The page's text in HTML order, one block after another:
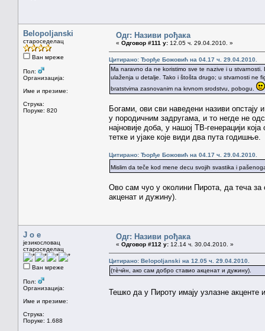
Belopoljanski
староседелац
Ван мреже
Пол:
Организација:
Име и презиме:
Струка:
Поруке: 820
Одг: Називи рођака
« Одговор #111 у: 12.05 ч. 29.04.2010. »
Цитирано: Ђорђе Божовић на 04.17 ч. 29.04.2010.
Ma naravno da ne koristimo sve te nazive i u
ulaženja u detalje. Tako i štošta drugo; u stvarnosti ne
bratstvima zasnovanim na krvnom srodstvu, pobogu.
Богами, ови сви наведени називи опстају
у породичним задругама, и то негде не
најновије доба, у нашој ТВ-генерацији
тетке и ујаке које види два пута годишње.
Цитирано: Ђорђе Божовић на 04.17 ч. 29.04.2010.
Mislim da teče kod mene decu svojih svastika i
Ово сам чуо у околини Пирота, да теча за
акценат и дужину).
J o e
језикословац
староседелац
Ван мреже
Пол:
Организација:
Име и презиме:
Струка:
Поруке: 1.688
Одг: Називи рођака
« Одговор #112 у: 12.14 ч. 30.04.2010. »
Цитирано: Belopoljanski на 12.05 ч. 29.04.2010.
(тѐчӣн, ако сам добро ставио акценат и дужину).
Тешко да у Пироту имају узлазне